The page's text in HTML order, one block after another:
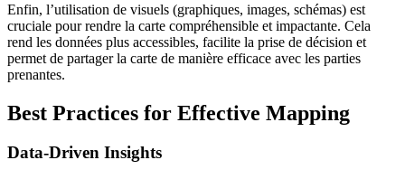
Enfin, l’utilisation de visuels (graphiques, images, schémas) est
cruciale pour rendre la carte compréhensible et impactante. Cela
rend les données plus accessibles, facilite la prise de décision et
permet de partager la carte de manière efficace avec les parties
prenantes.
Best Practices for Effective Mapping
Data-Driven Insights